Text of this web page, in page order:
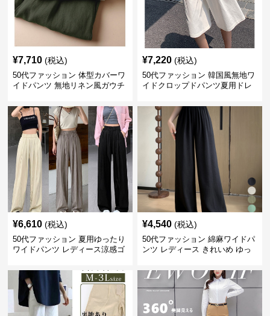
¥7,710 (税込)
50代ファッション 体型カバーワ
イドパンツ 無地リネン風ガウチ
¥7,220 (税込)
50代ファッション 韓国風無地ワ
イドクロップドパンツ夏用ドレ
¥6,610 (税込)
50代ファッション 夏用ゆったり
ワイドパンツ レディース涼感ゴ
¥4,540 (税込)
50代ファッション 綿麻ワイドパ
ンツ レディース きれいめ ゆっ